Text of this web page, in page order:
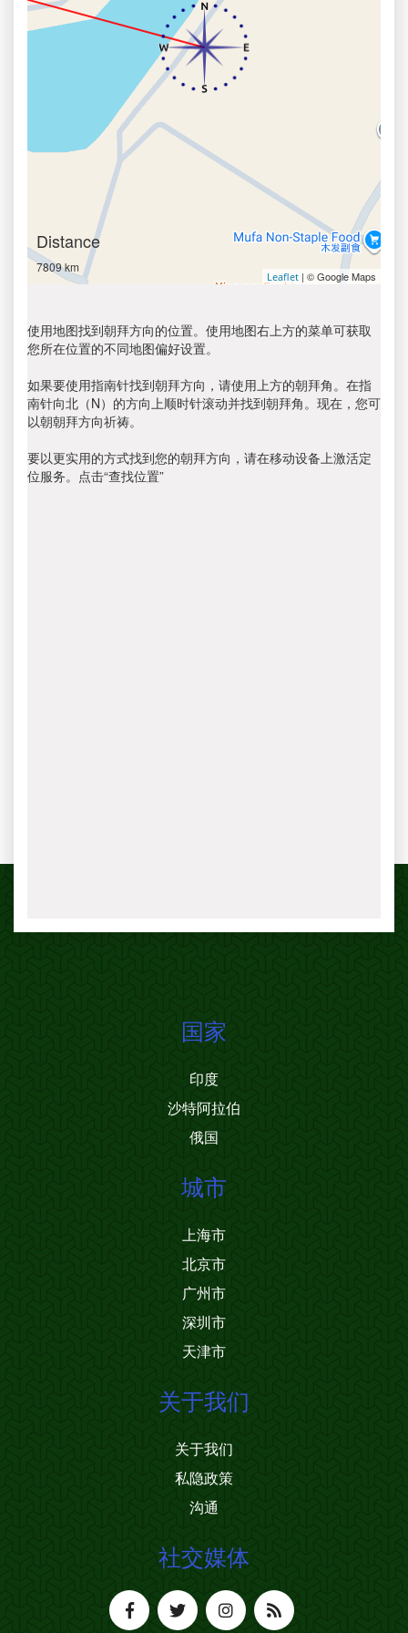
Distance
7809 km
Leaflet | © Google Maps
使用地图找到朝拜方向的位置。使用地图右上方的菜单可获取
您所在位置的不同地图偏好设置。
如果要使用指南针找到朝拜方向，请使用上方的朝拜角。在指
南针向北（N）的方向上顺时针滚动并找到朝拜角。现在，您可
以朝朝拜方向祈祷。
要以更实用的方式找到您的朝拜方向，请在移动设备上激活定
位服务。点击“查找位置”
国家
印度
沙特阿拉伯
俄国
城市
上海市
北京市
广州市
深圳市
天津市
关于我们
关于我们
私隐政策
沟通
社交媒体